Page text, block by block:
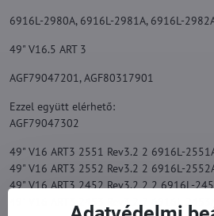
6916L-2980A, 6916L-2981A, 6916L-
49" V16.5 ART 3
AGF79047201, AGF80317901
Ezzel együtt elérhető:
AGF79047302
49" V16 ART3 2551 Rev3.2 2 6916L-
49" V16 ART3 2552 Rev3.2 2 6916L-
49" V16 ART3 2452 Rev3.2 2 2 6916L-
49" V16 ART3 2453 Rev3.2 2 6916L-